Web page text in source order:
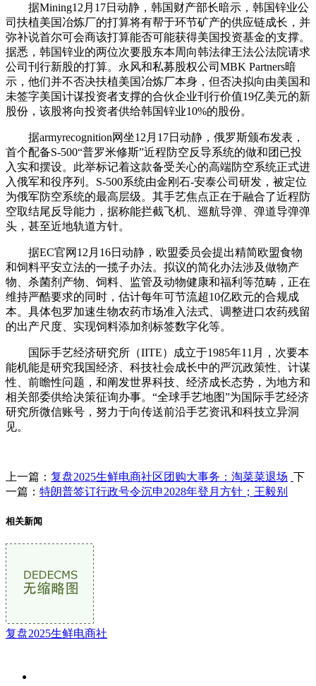
据Mining12月17日动静，韩国财产部长暗示，韩国锌业公
司扶植美国冶炼厂的打算将有帮于环节矿产的供应链成长，并
弥补说首尔可会商该打算能否可能获得美国投资基金的支撑。
据悉，韩国锌业的两位次要股东本周向韩法律王法公法院请求
公司刊行新股的打算。永风和私募股权公司MBK Partners暗
示，他们并不否决扶植美国冶炼厂本身，但否决拟向由美国和
未签字美国计谋投资者支撑的合伙企业刊行价值19亿美元的新
股份，该股将向投资者供给韩国锌业10%的股份。
据armyrecognition网坐12月17日动静，俄罗斯颁布发表，
首个配备S-500“普罗米修斯”近程防空反导系统的做和团已投
入实和摆设。此举标记着这款备受关心的高端防空系统正式进
入俄军和役序列。S-500系统由金刚石-安泰公司研发，被定位
为俄军防空系统的最高层级。其手艺焦点正在于融合了近程防
空取结尾反导能力，据称能拦截飞机、巡航导弹、弹道导弹弹
头，甚至近地轨道方针。
据EC官网12月16日动静，欧盟委员会提出精简欧盟食物
和饲料平安立法的一揽子办法。拟议的简化办法涉及做物产
物、杀菌剂产物、饲料、监管及动物健康和福利等范畴，正在
维持严酷要求的同时，估计每年可节流超10亿欧元的合规成
本。具体包罗加速生物农药市场准入法式、调整进口农药残留
的出产尺度、实现饲料添加剂标签数字化等。
国际手艺经济研究所（IITE）成立于1985年11月，次要本
能机能是研究我国经济、科技社会成长中的严沉政策性、计谋
性、前瞻性问题，和阐发世界科技、经济成长态势，为地方和
相关部委供给决策征询办事。“全球手艺地图”为国际手艺经济
研究所微信账号，努力于向传送前沿手艺资讯和科技立异洞
见。
上一篇： 复盘2025生鲜电商社区团购大事务：淘菜菜退场 下
一篇： 特朗普签订行政号令沉申2028年登月方针；王毅别
相关新闻
复盘2025生鲜电商社